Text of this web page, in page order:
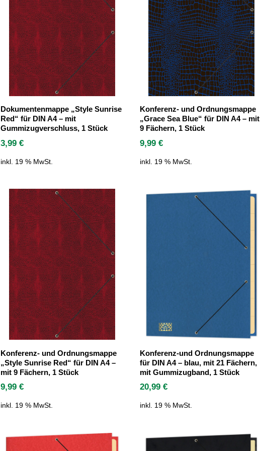
Dokumentenmappe „Style Sunrise
Red“ für DIN A4 – mit
Gummizugverschluss, 1 Stück
3,99€
inkl. 19 % MwSt.
Konferenz- und Ordnungsmappe
„Grace Sea Blue“ für DIN A4 – mit
9 Fächern, 1 Stück
9,99€
inkl. 19 % MwSt.
Konferenz- und Ordnungsmappe
„Style Sunrise Red“ für DIN A4 –
mit 9 Fächern, 1 Stück
9,99€
inkl. 19 % MwSt.
Konferenz-und Ordnungsmappe
für DIN A4 – blau, mit 21 Fächern,
mit Gummizugband, 1 Stück
20,99€
inkl. 19 % MwSt.